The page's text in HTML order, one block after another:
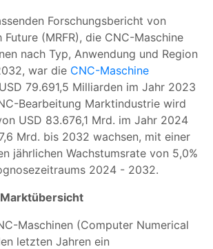
Forschungsbericht von
Future (MRFR), die CNC-Maschine
nach Typ, Anwendung und Region
war die CNC-Maschine
79.691,5 Milliarden im Jahr 2023
Bearbeitung Marktindustrie wird
USD 83.676,1 Mrd. im Jahr 2024
Mrd. bis 2032 wachsen, mit einer
jährlichen Wachstumsrate von 5,0%
2024 - 2032.
Maschinen (Computer Numerical
letzten Jahren ein